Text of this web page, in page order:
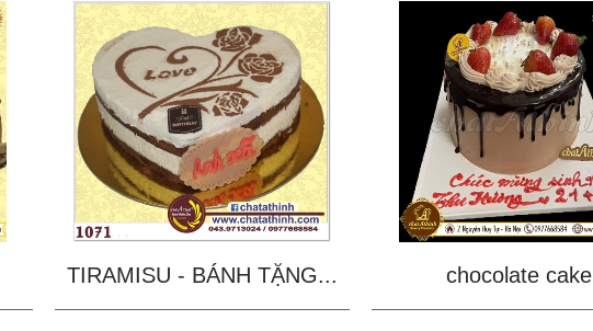
TIRAMISU - BÁNH TẶNG... chocolate cake